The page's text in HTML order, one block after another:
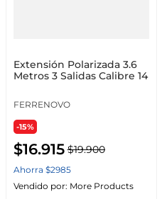
Extensión Polarizada 3.6
Metros 3 Salidas Calibre 14
FERRENOVO
-15%
$16.915 $19.900
Ahorra $2985
Vendido por: More Products